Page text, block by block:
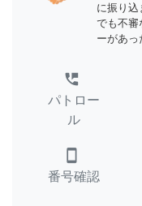
に振り込
でも不審
ーがあっ
perm_phone_msg
パトロー
ル
smartphone
番号確認